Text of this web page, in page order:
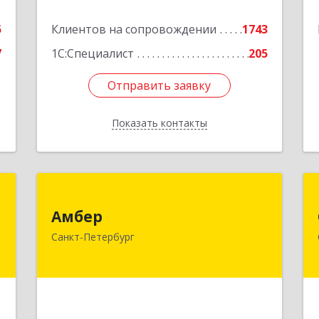
Клиентов на сопровождении
1743
1С:Специалист
205
Отправить заявку
Показать контакты
Подробнее
Отправить заявку
Назад
Амбер
Санкт-Петербург
191119, Санкт-Петербург г, Правды
Подробнее